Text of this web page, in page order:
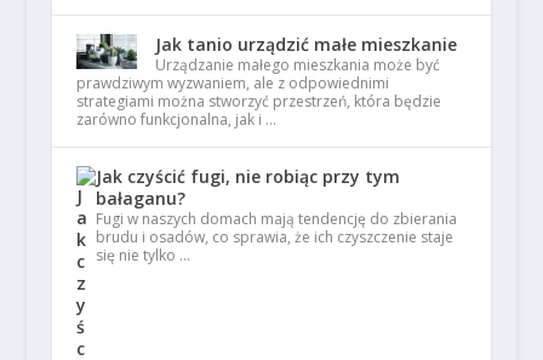
Jak tanio urządzić małe mieszkanie
Urządzanie małego mieszkania może być
prawdziwym wyzwaniem, ale z odpowiednimi
strategiami można stworzyć przestrzeń, która będzie
zarówno funkcjonalna, jak i …
Jak czyścić fugi, nie robiąc przy tym
bałaganu?
Fugi w naszych domach mają tendencję do zbierania
brudu i osadów, co sprawia, że ich czyszczenie staje
się nie tylko …